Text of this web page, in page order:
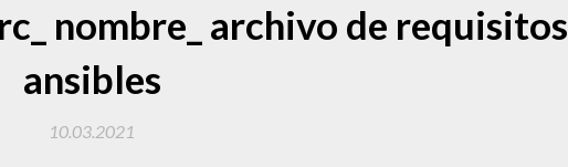
nombre_ archivo de requisitos
ansibles
10.03.2021